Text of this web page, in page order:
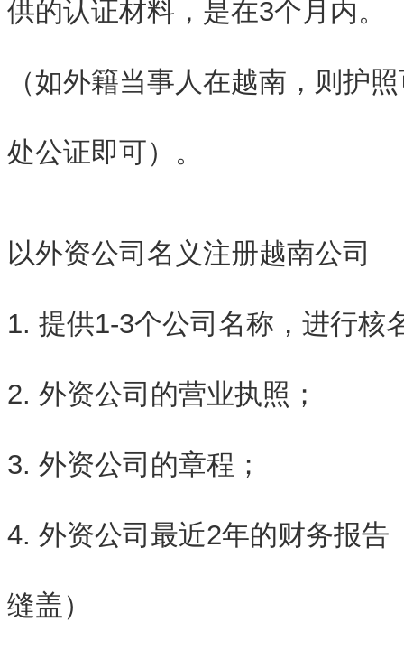
供的认证材料，是在3个月内。
（如外籍当事人在越南，则护
处公证即可）。
以外资公司名义注册越南公司
1. 提供1-3个公司名称，进行核
2. 外资公司的营业执照；
3. 外资公司的章程；
4. 外资公司最近2年的财务报告
缝盖）